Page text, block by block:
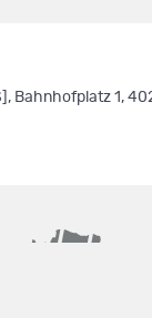
Bahnhofplatz 1,